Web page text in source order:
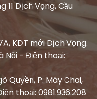
11 Dịch Vọng, Cầu
KĐT mới Dịch Vọng.
Nội - Điện thoại:
Quyền, P. Máy Chai,
thoại: 0981.936.208